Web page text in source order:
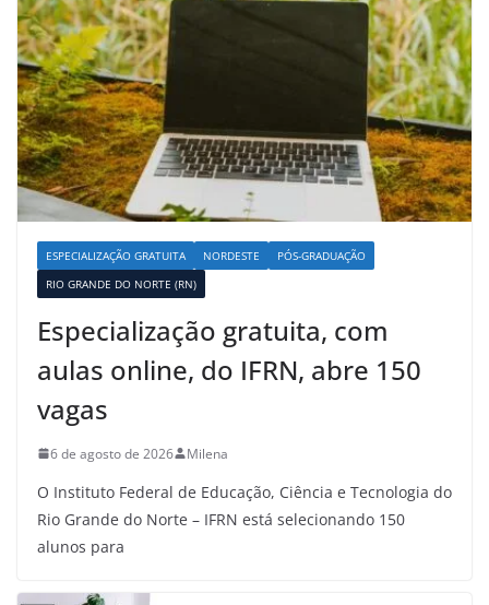
ESPECIALIZAÇÃO GRATUITA NORDESTE
PÓS-GRADUAÇÃO
RIO GRANDE DO NORTE (RN)
Especialização gratuita, com
aulas online, do IFRN, abre 150
vagas
6 de agosto de 2026 Milena
O Instituto Federal de Educação, Ciência e Tecnologia do
Rio Grande do Norte – IFRN está selecionando 150
alunos para